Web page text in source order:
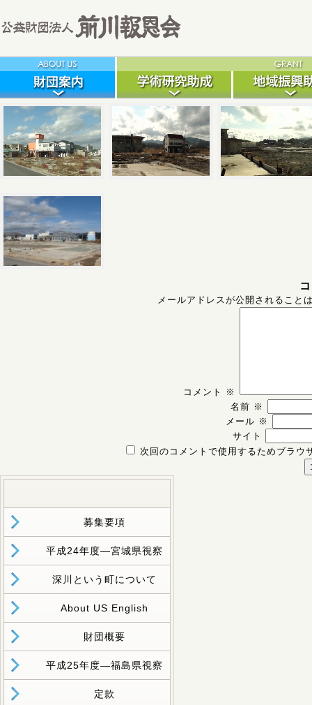
メールアドレスが公開されること
コメント ※
名前 ※
メール ※
サイト
次回のコメントで使用するためブラウ
募集要項
平成24年度―宮城県視察
深川という町について
About US English
財団概要
平成25年度―福島県視察
定款